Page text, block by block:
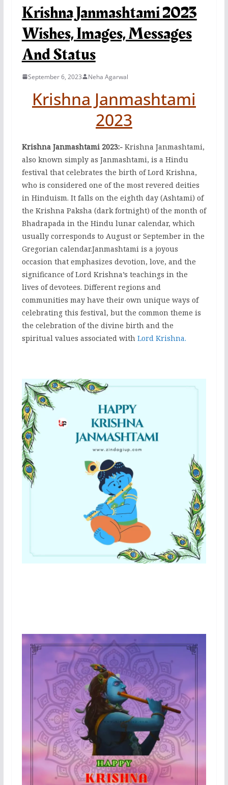
Krishna Janmashtami 2023
Wishes, Images, Messages
And Status
September 6, 2023 Neha Agarwal
Krishna Janmashtami
2023
Krishna Janmashtami 2023:- Krishna Janmashtami,
also known simply as Janmashtami, is a Hindu
festival that celebrates the birth of Lord Krishna,
who is considered one of the most revered deities
in Hinduism. It falls on the eighth day (Ashtami) of
the Krishna Paksha (dark fortnight) of the month of
Bhadrapada in the Hindu lunar calendar, which
usually corresponds to August or September in the
Gregorian calendar.Janmashtami is a joyous
occasion that emphasizes devotion, love, and the
significance of Lord Krishna’s teachings in the
lives of devotees. Different regions and
communities may have their own unique ways of
celebrating this festival, but the common theme is
the celebration of the divine birth and the
spiritual values associated withLord Krishna.